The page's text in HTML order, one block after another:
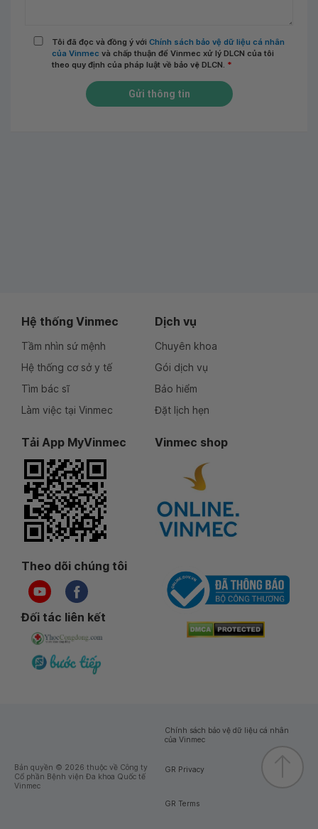
Tôi đã đọc và đồng ý với Chính sách bảo vệ dữ liệu cá nhân
của Vinmec và chấp thuận để Vinmec xử lý DLCN của tôi
theo quy định của pháp luật về bảo vệ DLCN. *
Gửi thông tin
Hệ thống Vinmec
Tầm nhìn sứ mệnh
Hệ thống cơ sở y tế
Tìm bác sĩ
Làm việc tại Vinmec
Dịch vụ
Chuyên khoa
Gói dịch vụ
Bảo hiểm
Đặt lịch hẹn
Tải App MyVinmec Vinmec shop
Theo dõi chúng tôi
Đối tác liên kết
Bản quyền © 2026 thuộc về Công ty
Cổ phần Bệnh viện Đa khoa Quốc tế
Vinmec
Chính sách bảo vệ dữ liệu cá nhân
của Vinmec
GR Privacy
GR Terms